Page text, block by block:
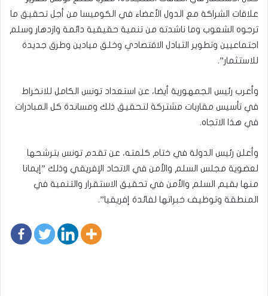
علاقات الشراكة مع الدول الأعضاء في الكوميسا من أجل تحقيق ما
ترجوه الشعوب وما ناشدته من تنمية حقيقية دائمة وازدهار وسلم
اجتماعيين وتطوير التبادل الاقتصادي وخلق ميادين وطرق جديدة
للاستثمار”.
وأعرب رئيس الجمهورية أيضا، عن استعداد تونس الكامل للانخراط
في تأسيس مقاربات مشتركة لتحقيق ذلك ومساندة كل المبادرات
في هذا الاتجاه.
وأعلن رئيس الدولة في ختام كلمته، عن تقدم تونس بترشحها
لعضوية مجلس السلم والأمن في الاتحاد الإفريقي وذلك ”إيمانا
منها بقيم السلم والأمن في تحقيق الاستقرار والتنمية في
المنطقة وتوظيف خبراتها لفائدة إفريقيا”.